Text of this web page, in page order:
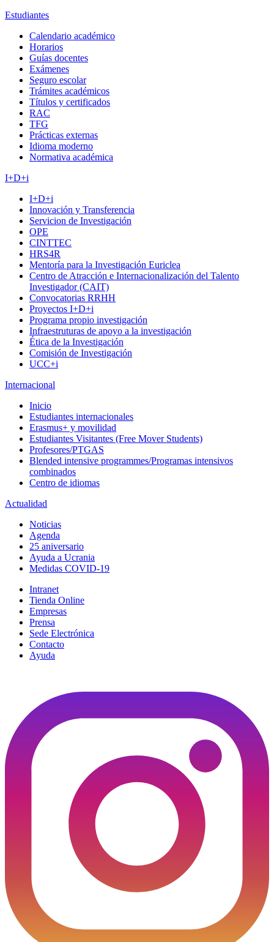
Estudiantes
Calendario académico
Horarios
Guías docentes
Exámenes
Seguro escolar
Trámites académicos
Títulos y certificados
RAC
TFG
Prácticas externas
Idioma moderno
Normativa académica
I+D+i
I+D+i
Innovación y Transferencia
Servicion de Investigación
OPE
CINTTEC
HRS4R
Mentoría para la Investigación Euriclea
Centro de Atracción e Internacionalización del Talento
Investigador (CAIT)
Convocatorias RRHH
Proyectos I+D+i
Programa propio investigación
Infraestruturas de apoyo a la investigación
Ética de la Investigación
Comisión de Investigación
UCC+i
Internacional
Inicio
Estudiantes internacionales
Erasmus+ y movilidad
Estudiantes Visitantes (Free Mover Students)
Profesores/PTGAS
Blended intensive programmes/Programas intensivos
combinados
Centro de idiomas
Actualidad
Noticias
Agenda
25 aniversario
Ayuda a Ucrania
Medidas COVID-19
Intranet
Tienda Online
Empresas
Prensa
Sede Electrónica
Contacto
Ayuda